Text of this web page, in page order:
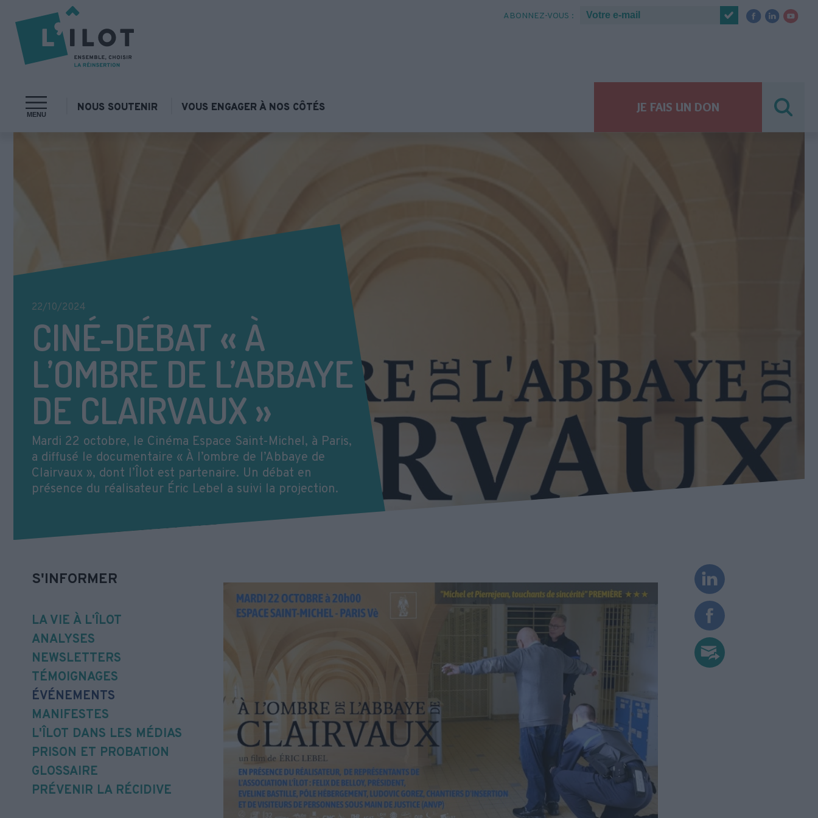
ABONNEZ-VOUS :
MENU
NOUS SOUTENIR VOUS ENGAGER À NOS CÔTÉS JE FAIS UN DON
22/10/2024
CINÉ-DÉBAT « À
L’OMBRE DE L’ABBAYE
DE CLAIRVAUX »
Mardi 22 octobre, le Cinéma Espace Saint-Michel, à Paris,
a diffusé le documentaire « À l’ombre de l’Abbaye de
Clairvaux », dont l’Îlot est partenaire. Un débat en
présence du réalisateur Éric Lebel a suivi la projection.
S'INFORMER
LA VIE À L'ÎLOT
ANALYSES
NEWSLETTERS
TÉMOIGNAGES
ÉVÉNEMENTS
MANIFESTES
L'ÎLOT DANS LES MÉDIAS
PRISON ET PROBATION
GLOSSAIRE
PRÉVENIR LA RÉCIDIVE